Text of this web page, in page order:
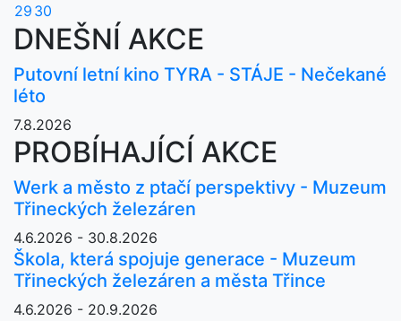
29 30
DNEŠNÍ AKCE
Putovní letní kino TYRA - STÁJE - Nečekané
léto
7.8.2026
PROBÍHAJÍCÍ AKCE
Werk a město z ptačí perspektivy - Muzeum
Třineckých železáren
4.6.2026 - 30.8.2026
Škola, která spojuje generace - Muzeum
Třineckých železáren a města Třince
4.6.2026 - 20.9.2026